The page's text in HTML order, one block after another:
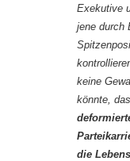
Exekutive
jene durch
keine
könnte,
die